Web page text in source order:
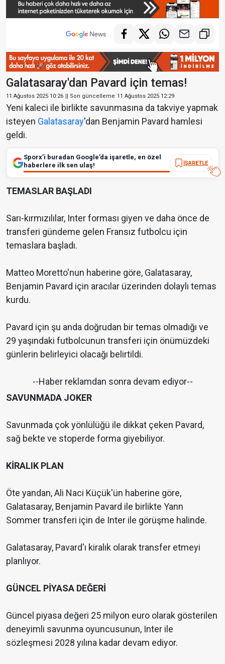
Galatasaray'dan Pavard için temas!
11 Ağustos 2025 10:26 || Son güncelleme 11 Ağustos 2025 12:29
Yeni kaleci ile birlikte savunmasına da takviye yapmak
isteyen Galatasaray'dan Benjamin Pavard hamlesi
geldi.
Sporx’i buradan Google’da işaretle, en özel
haberlere ilk sen ulaş!
İŞARETLE
TEMASLAR BAŞLADI
Sarı-kırmızılılar, Inter forması giyen ve daha önce de
transferi gündeme gelen Fransız futbolcu için
temaslara başladı.
Matteo Moretto'nun haberine göre, Galatasaray,
Benjamin Pavard için aracılar üzerinden dolaylı temas
kurdu.
Pavard için şu anda doğrudan bir temas olmadığı ve
29 yaşındaki futbolcunun transferi için önümüzdeki
günlerin belirleyici olacağı belirtildi.
--Haber reklamdan sonra devam ediyor--
SAVUNMADA JOKER
Savunmada çok yönlülüğü ile dikkat çeken Pavard,
sağ bekte ve stoperde forma giyebiliyor.
KİRALIK PLAN
Öte yandan, Ali Naci Küçük'ün haberine göre,
Galatasaray, Benjamin Pavard ile birlikte Yann
Sommer transferi için de Inter ile görüşme halinde.
Galatasaray, Pavard'ı kiralık olarak transfer etmeyi
planlıyor.
GÜNCEL PİYASA DEĞERİ
Güncel piyasa değeri 25 milyon euro olarak gösterilen
deneyimli savunma oyuncusunun, Inter ile
sözleşmesi 2028 yılına kadar devam ediyor.